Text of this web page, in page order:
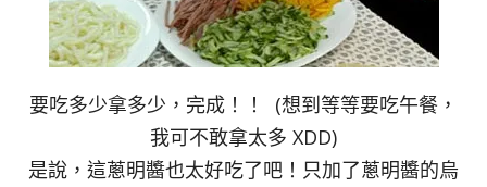
要吃多少拿多少，完成！！ (想到等等要吃午餐，
我可不敢拿太多 XDD)
是說，這蔥明醬也太好吃了吧！只加了蔥明醬的烏